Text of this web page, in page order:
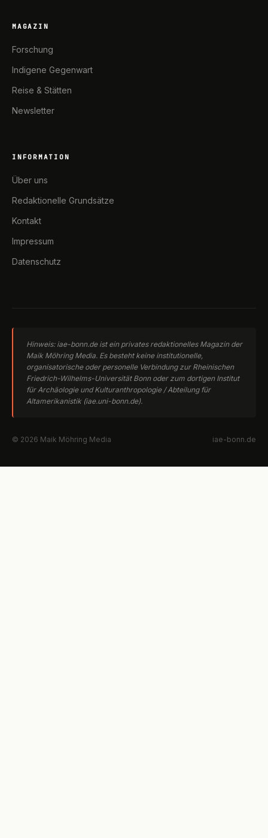
MAGAZIN
Forschung
Indigene Gegenwart
Reise & Stätten
Newsletter
INFORMATION
Über uns
Redaktionelle Grundsätze
Kontakt
Impressum
Datenschutz
Hinweis: iae-bonn.de ist ein privates redaktionelles Magazin der
Maik Möhring Media. Es besteht keine institutionelle,
organisatorische oder personelle Verbindung zur Rheinischen
Friedrich-Wilhelms-Universität Bonn oder zum dortigen Institut
für Archäologie und Kulturanthropologie / Abteilung für
Altamerikanistik (iae.uni-bonn.de).
© 2026 Maik Möhring Media iae-bonn.de